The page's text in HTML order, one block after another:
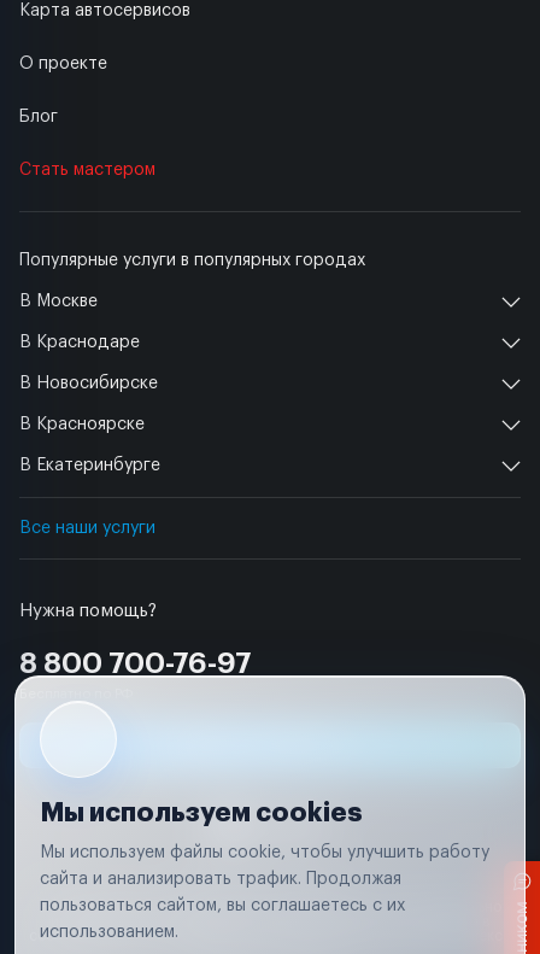
Нужна помощь?
8 800 700-76-97
Популярные услуги в популярных городах
В Москве
В Краснодаре
В Новосибирске
В Красноярске
В Екатеринбурге
Все наши услуги
Карта автосервисов
О проекте
Блог
Стать мастером
Условия использования
Вся информация, представленная на сайте, носит исключительно
соответствии с положениями статьи 437 (п. 2) Гражданского кодекса
Мы используем cookies
Мы используем файлы cookie, чтобы улучшить работу
сайта и анализировать трафик. Продолжая
пользоваться сайтом, вы соглашаетесь с их
использованием.